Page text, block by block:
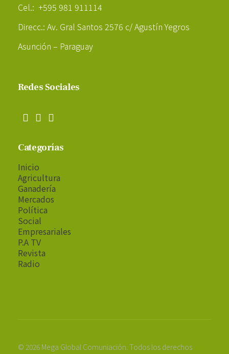
Cel.: +595 981 911114
Direcc.: Av. Gral Santos 2576 c/ Agustín Yegros
Asunción – Paraguay
Redes Sociales
Categorías
Inicio
Agricultura
Ganadería
Mercados
Política
Social
Empresariales
P.A TV
Revista
Radio
© 2026 Mega Global Comuniación. Todos los derechos